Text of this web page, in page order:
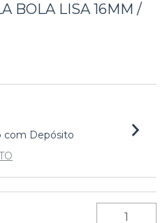
BOLA LISA 16MM /
com Depósito